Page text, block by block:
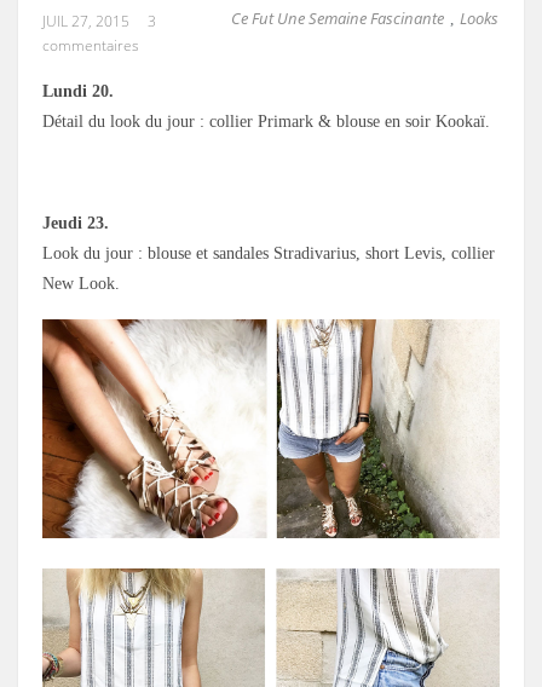
Ce Fut Une Semaine Fascinante Looks
JUIL 27, 2015
3
commentaires
Lundi 20.
Détail du look du jour : collier Primark & blouse en soir Kookaï.
Jeudi 23.
Look du jour : blouse et sandales Stradivarius, short Levis, collier
New Look.